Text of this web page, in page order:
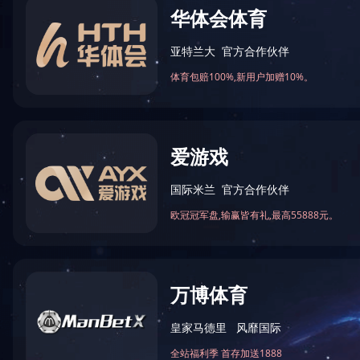
火锅底料工程案例
中式酱卤工程案例
酱腌菜调味品工程案例